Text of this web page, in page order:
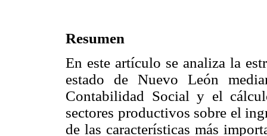
Resumen
En este artículo se analiza la
estado de Nuevo León
Contabilidad Social y el
sectores productivos sobre el
de las características más